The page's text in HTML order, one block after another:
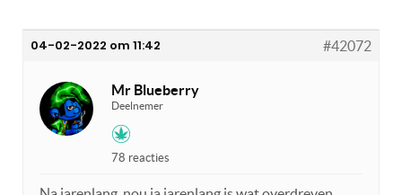
04-02-2022 om 11:42 #42072
Mr Blueberry
Deelnemer
78 reacties